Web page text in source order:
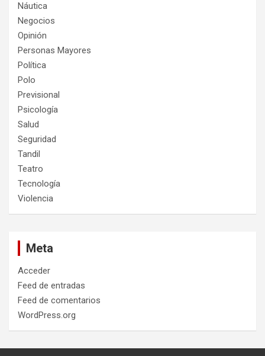
Náutica
Negocios
Opinión
Personas Mayores
Política
Polo
Previsional
Psicología
Salud
Seguridad
Tandil
Teatro
Tecnología
Violencia
Meta
Acceder
Feed de entradas
Feed de comentarios
WordPress.org